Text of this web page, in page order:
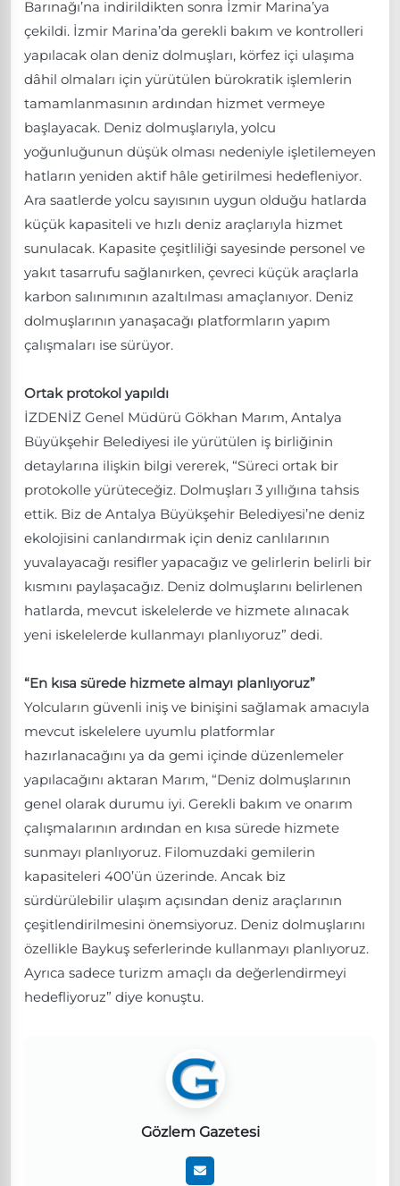
Barınağı’na indirildikten sonra İzmir Marina’ya
çekildi. İzmir Marina’da gerekli bakım ve kontrolleri
yapılacak olan deniz dolmuşları, körfez içi ulaşıma
dâhil olmaları için yürütülen bürokratik işlemlerin
tamamlanmasının ardından hizmet vermeye
başlayacak. Deniz dolmuşlarıyla, yolcu
yoğunluğunun düşük olması nedeniyle işletilemeyen
hatların yeniden aktif hâle getirilmesi hedefleniyor.
Ara saatlerde yolcu sayısının uygun olduğu hatlarda
küçük kapasiteli ve hızlı deniz araçlarıyla hizmet
sunulacak. Kapasite çeşitliliği sayesinde personel ve
yakıt tasarrufu sağlanırken, çevreci küçük araçlarla
karbon salınımının azaltılması amaçlanıyor. Deniz
dolmuşlarının yanaşacağı platformların yapım
çalışmaları ise sürüyor.
Ortak protokol yapıldı
İZDENİZ Genel Müdürü Gökhan Marım, Antalya
Büyükşehir Belediyesi ile yürütülen iş birliğinin
detaylarına ilişkin bilgi vererek, “Süreci ortak bir
protokolle yürüteceğiz. Dolmuşları 3 yıllığına tahsis
ettik. Biz de Antalya Büyükşehir Belediyesi’ne deniz
ekolojisini canlandırmak için deniz canlılarının
yuvalayacağı resifler yapacağız ve gelirlerin belirli bir
kısmını paylaşacağız. Deniz dolmuşlarını belirlenen
hatlarda, mevcut iskelelerde ve hizmete alınacak
yeni iskelelerde kullanmayı planlıyoruz” dedi.
“En kısa sürede hizmete almayı planlıyoruz”
Yolcuların güvenli iniş ve binişini sağlamak amacıyla
mevcut iskelelere uyumlu platformlar
hazırlanacağını ya da gemi içinde düzenlemeler
yapılacağını aktaran Marım, “Deniz dolmuşlarının
genel olarak durumu iyi. Gerekli bakım ve onarım
çalışmalarının ardından en kısa sürede hizmete
sunmayı planlıyoruz. Filomuzdaki gemilerin
kapasiteleri 400’ün üzerinde. Ancak biz
sürdürülebilir ulaşım açısından deniz araçlarının
çeşitlendirilmesini önemsiyoruz. Deniz dolmuşlarını
özellikle Baykuş seferlerinde kullanmayı planlıyoruz.
Ayrıca sadece turizm amaçlı da değerlendirmeyi
hedefliyoruz” diye konuştu.
Gözlem Gazetesi